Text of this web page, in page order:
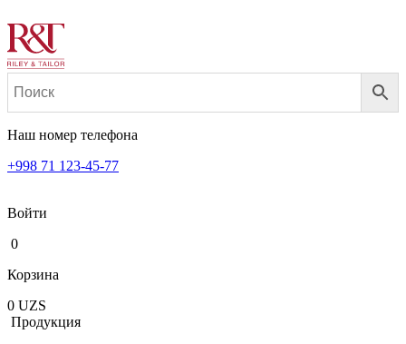
Наш номер телефона
+998 71 123-45-77
Войти
0
Корзина
0 UZS
Продукция